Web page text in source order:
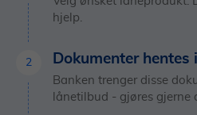
hjelp.
2 Dokumenter hentes
Banken trenger disse
lånetilbud - gjøres gjerne